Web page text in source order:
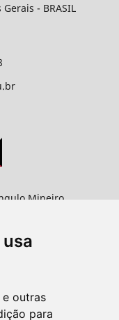
outras
para
- BRASIL
Mineiro